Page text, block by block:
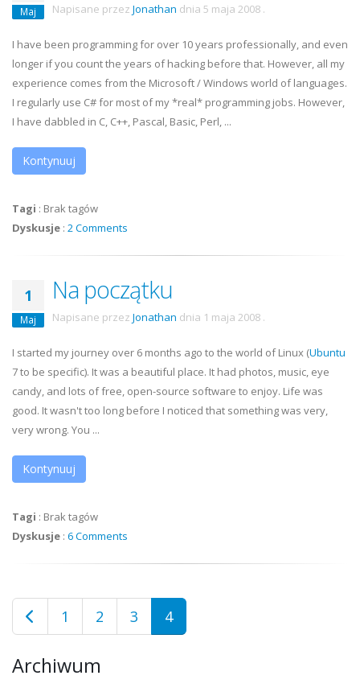
Maj Napisane przez Jonathan dnia 5 maja 2008 .
I have been programming for over 10 years professionally, and even
longer if you count the years of hacking before that. However, all my
experience comes from the Microsoft / Windows world of languages.
I regularly use C# for most of my *real* programming jobs. However,
I have dabbled in C, C++, Pascal, Basic, Perl, ...
Kontynuuj
Tagi : Brak tagów
Dyskusje : 2 Comments
1
Maj
Na początku
Napisane przez Jonathan dnia 1 maja 2008 .
I started my journey over 6 months ago to the world of Linux (Ubuntu
7 to be specific). It was a beautiful place. It had photos, music, eye
candy, and lots of free, open-source software to enjoy. Life was
good. It wasn't too long before I noticed that something was very,
very wrong. You ...
Kontynuuj
Tagi : Brak tagów
Dyskusje : 6 Comments
1 2 3 4
Archiwum